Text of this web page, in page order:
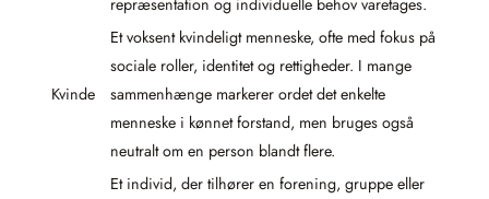
repræsentation og individuelle behov varetages.
Kvinde
Et voksent kvindeligt menneske, ofte med fokus på
sociale roller, identitet og rettigheder. I mange
sammenhænge markerer ordet det enkelte
menneske i kønnet forstand, men bruges også
neutralt om en person blandt flere.
Et individ, der tilhører en forening, gruppe eller